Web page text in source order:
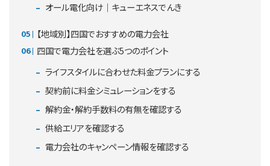
オール電化向け｜キューエネスでんき
【地域別】四国でおすすめの電力会社
四国で電力会社を選ぶ5つのポイント
ライフスタイルに合わせた料金プランにする
契約前に料金シミュレーションをする
解約金・解約手数料の有無を確認する
供給エリアを確認する
電力会社のキャンペーン情報を確認する